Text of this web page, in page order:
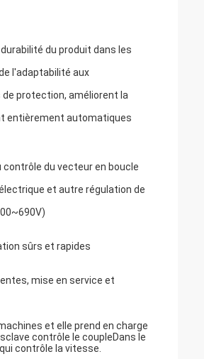
du produit dans les
l'adaptabilité aux
protection, améliorent la
entièrement automatiques
contrôle du vecteur en boucle
et autre régulation de
sûrs et rapides
mise en service et
et elle prend en charge
contrôle le coupleDans le
contrôle la vitesse.